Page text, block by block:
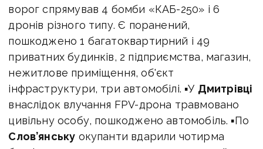
ворог спрямував 4 бомби «КАБ-250» і 6
дронів різного типу. Є поранений,
пошкоджено 1 багатоквартирний і 49
приватних будинків, 2 підприємства, магазин,
нежитлове приміщення, об'єкт
інфраструктури, три автомобілі. ▪У Дмитрівці
внаслідок влучання FPV-дрона травмовано
цивільну особу, пошкоджено автомобіль. ▪По
Слов’янську окупанти вдарили чотирма